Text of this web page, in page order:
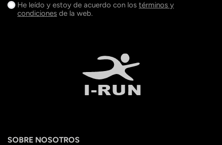
He leído y estoy de acuerdo con los términos y
condiciones de la web.
SOBRE NOSOTROS